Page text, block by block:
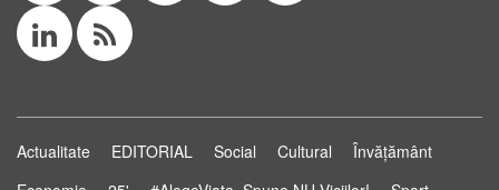
Actualitate EDITORIAL Social Cultural
Învățământ